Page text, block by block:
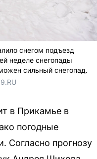
снегом подъезд
неделе снегопады
сильный снегопад.
в Прикамье в
погодные
Согласно прогнозу